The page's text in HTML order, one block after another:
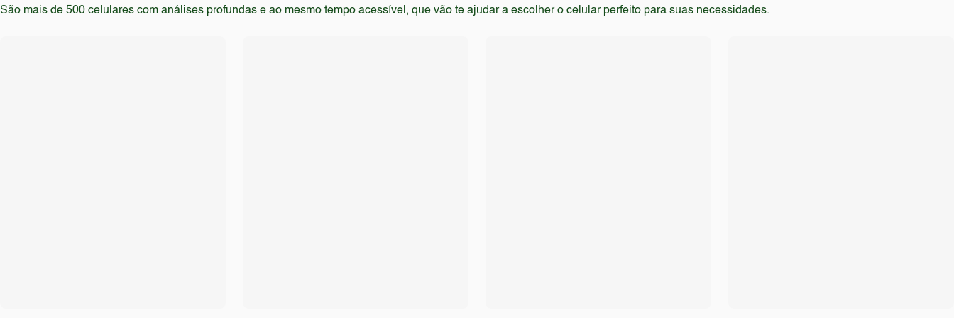
São mais de 500 celulares com análises profundas e ao mesmo tempo acessível, que vão te ajudar a escolher o celular perfeito para suas necessidades.